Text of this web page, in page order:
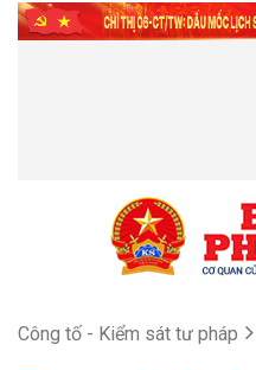
Công tố - Kiểm sát tư pháp